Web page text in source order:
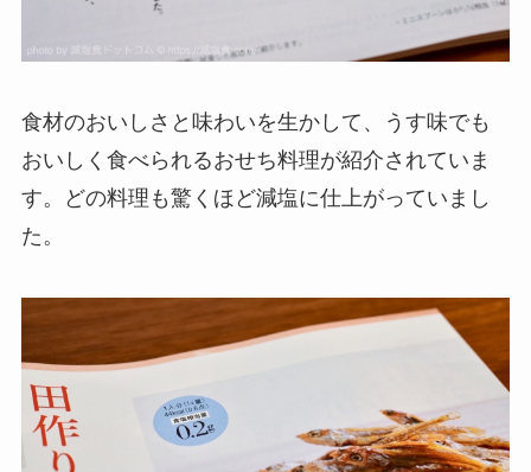
食材のおいしさと味わいを生かして、うす味でも
おいしく食べられるおせち料理が紹介されていま
す。どの料理も驚くほど減塩に仕上がっていまし
た。